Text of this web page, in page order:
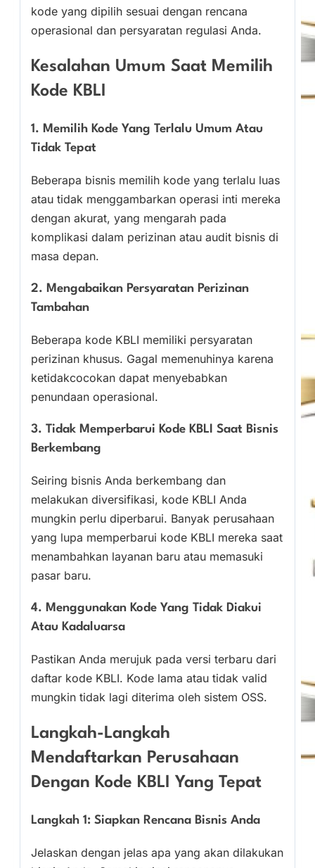
kode yang dipilih sesuai dengan rencana
operasional dan persyaratan regulasi Anda.
Kesalahan Umum Saat Memilih
Kode KBLI
1. Memilih Kode Yang Terlalu Umum Atau
Tidak Tepat
Beberapa bisnis memilih kode yang terlalu luas
atau tidak menggambarkan operasi inti mereka
dengan akurat, yang mengarah pada
komplikasi dalam perizinan atau audit bisnis di
masa depan.
2. Mengabaikan Persyaratan Perizinan
Tambahan
Beberapa kode KBLI memiliki persyaratan
perizinan khusus. Gagal memenuhinya karena
ketidakcocokan dapat menyebabkan
penundaan operasional.
3. Tidak Memperbarui Kode KBLI Saat Bisnis
Berkembang
Seiring bisnis Anda berkembang dan
melakukan diversifikasi, kode KBLI Anda
mungkin perlu diperbarui. Banyak perusahaan
yang lupa memperbarui kode KBLI mereka saat
menambahkan layanan baru atau memasuki
pasar baru.
4. Menggunakan Kode Yang Tidak Diakui
Atau Kadaluarsa
Pastikan Anda merujuk pada versi terbaru dari
daftar kode KBLI. Kode lama atau tidak valid
mungkin tidak lagi diterima oleh sistem OSS.
Langkah-Langkah
Mendaftarkan Perusahaan
Dengan Kode KBLI Yang Tepat
Langkah 1: Siapkan Rencana Bisnis Anda
Jelaskan dengan jelas apa yang akan dilakukan